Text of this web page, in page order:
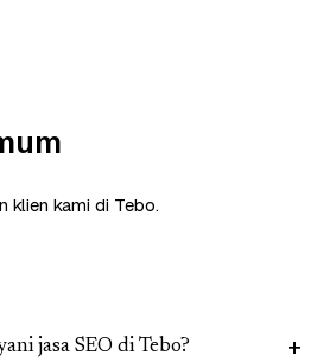
klien kami di Tebo.
jasa SEO di Tebo?